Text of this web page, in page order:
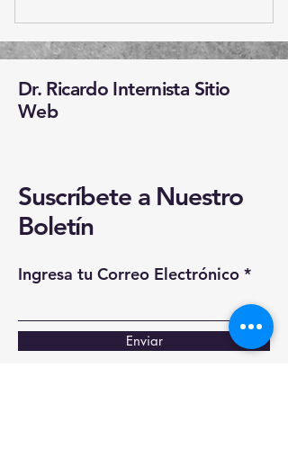
Dr. Ricardo Internista Sitio
Web
Suscríbete a Nuestro
Boletín
Ingresa tu Correo Electrónico
Enviar